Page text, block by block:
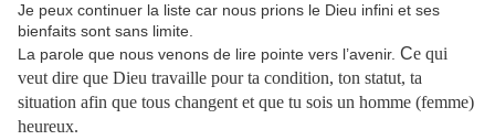
Je peux continuer la liste car nous prions le Dieu infini et ses
bienfaits sont sans limite.
La parole que nous venons de lire pointe vers l’avenir. Ce qui
veut dire que Dieu travaille pour ta condition, ton statut, ta
situation afin que tous changent et que tu sois un homme (femme)
heureux.